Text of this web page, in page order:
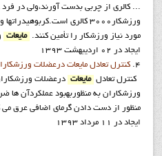
مورد نیاز ورزشکار را تأمین کنند.
مایعات
ایجاد در 02 ارديبهشت 1393
4.
کنترل تعادل مایعات درعضلات
کنترل تعادل
مایعات درعضلات
ورزشکاران به منظوربهبود عملکردآن ها
منظور از دست دادن گرمای اضافی عرق می
ایجاد در 11 مرداد 1393